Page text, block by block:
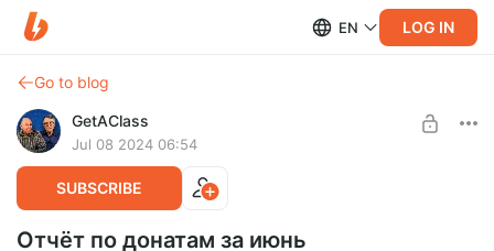
EN LOG IN
Go to blog
GetAClass
Jul 08 2024 06:54
SUBSCRIBE
Отчёт по донатам за июнь